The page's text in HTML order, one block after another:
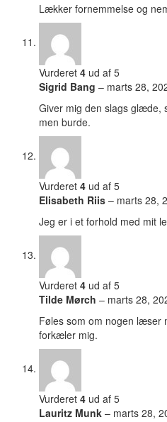
Lækker fornemmelse og
Vurderet 4 ud af 5
Sigrid Bang – marts 28,
Giver mig den slags glæde,
men burde.
Vurderet 4 ud af 5
Elisabeth Riis – marts 28,
Jeg er i et forhold med mit
Vurderet 4 ud af 5
Tilde Mørch – marts 28,
Føles som om nogen læser
forkæler mig.
Vurderet 4 ud af 5
Lauritz Munk – marts 28,